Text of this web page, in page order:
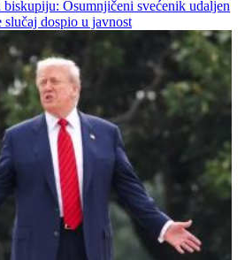
biskupiju: Osumnjičeni svećenik udaljen
slučaj dospio u javnost